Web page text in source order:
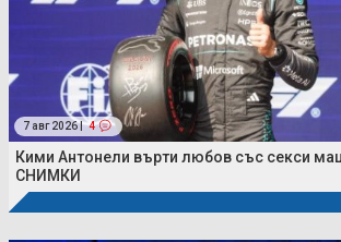
7 авг 2026 | 4
Кими Антонели върти любов със секси
СНИМКИ